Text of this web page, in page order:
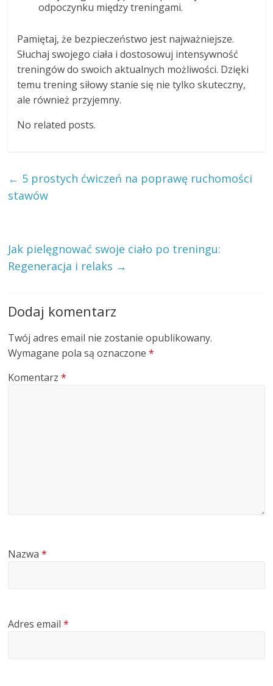
odpoczynku między treningami.
Pamiętaj, że bezpieczeństwo jest najważniejsze.
Słuchaj swojego ciała i dostosowuj intensywność
treningów do swoich aktualnych możliwości. Dzięki
temu trening siłowy stanie się nie tylko skuteczny,
ale również przyjemny.
No related posts.
← 5 prostych ćwiczeń na poprawę ruchomości
stawów
Jak pielęgnować swoje ciało po treningu:
Regeneracja i relaks →
Dodaj komentarz
Twój adres email nie zostanie opublikowany.
Wymagane pola są oznaczone*
Komentarz*
Nazwa*
Adres email*